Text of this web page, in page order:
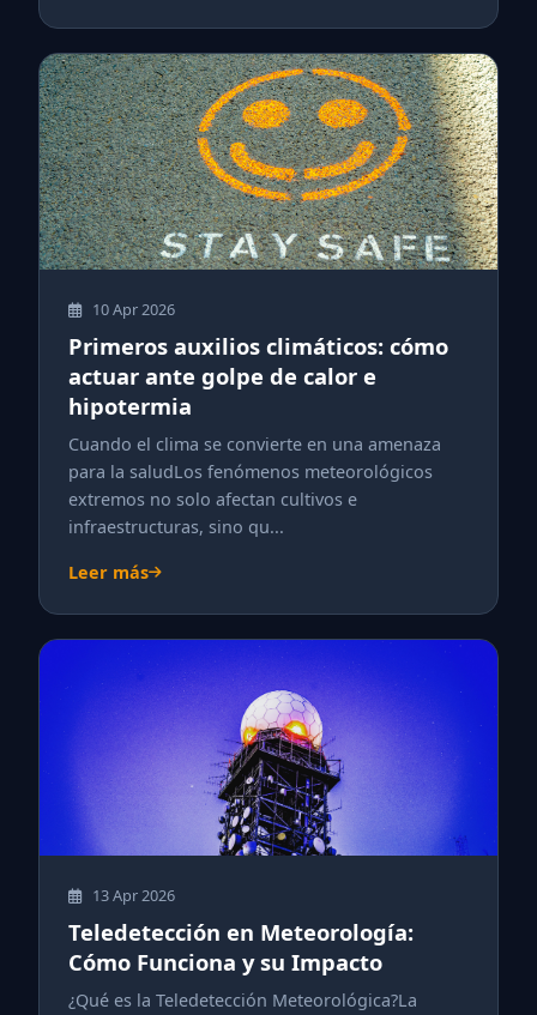
10 Apr 2026
Primeros auxilios climáticos: cómo
actuar ante golpe de calor e
hipotermia
Cuando el clima se convierte en una amenaza
para la saludLos fenómenos meteorológicos
extremos no solo afectan cultivos e
infraestructuras, sino qu...
Leer más
13 Apr 2026
Teledetección en Meteorología:
Cómo Funciona y su Impacto
¿Qué es la Teledetección Meteorológica?La